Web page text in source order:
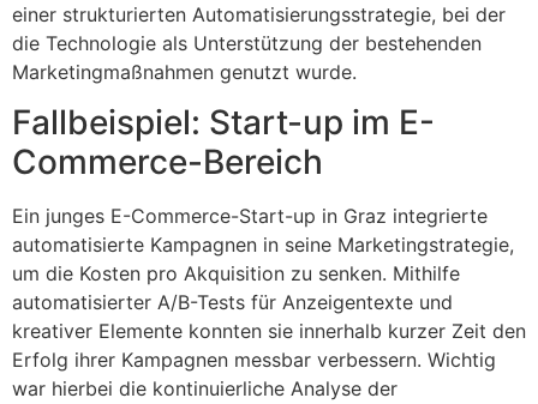
einer strukturierten Automatisierungsstrategie, bei der
die Technologie als Unterstützung der bestehenden
Marketingmaßnahmen genutzt wurde.
Fallbeispiel: Start-up im E-
Commerce-Bereich
Ein junges E-Commerce-Start-up in Graz integrierte
automatisierte Kampagnen in seine Marketingstrategie,
um die Kosten pro Akquisition zu senken. Mithilfe
automatisierter A/B-Tests für Anzeigentexte und
kreativer Elemente konnten sie innerhalb kurzer Zeit den
Erfolg ihrer Kampagnen messbar verbessern. Wichtig
war hierbei die kontinuierliche Analyse der